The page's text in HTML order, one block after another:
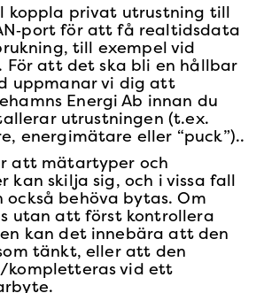
koppla privat utrustning till
för att få realtidsdata
till exempel vid
För att det ska bli en hållbar
uppmanar vi dig att
Energi Ab innan du
utrustningen (t.ex.
energimätare eller “puck”)..
att mätartyper och
kan skilja sig, och i vissa fall
behöva bytas. Om
utan att först kontrollera
kan det innebära att den
tänkt, eller att den
kompletteras vid ett